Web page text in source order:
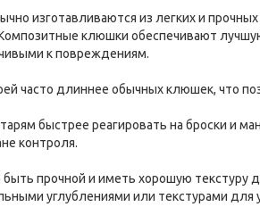
изготавливаются из легких и
клюшки обеспечивают
к повреждениям.
часто длиннее обычных клюшек, что
быстрее реагировать на броски и
контроля.
прочной и иметь хорошую текстуру
углублениями или текстурами для